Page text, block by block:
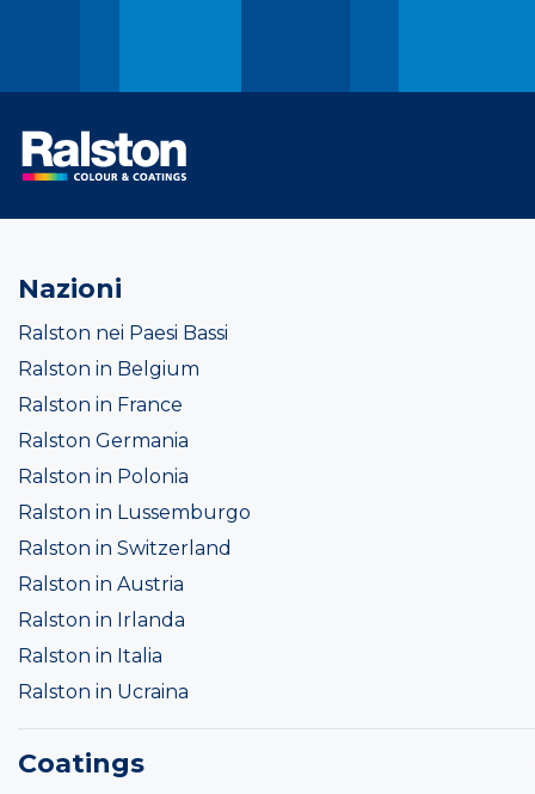
Nazioni
Ralston nei Paesi Bassi
Ralston in Belgium
Ralston in France
Ralston Germania
Ralston in Polonia
Ralston in Lussemburgo
Ralston in Switzerland
Ralston in Austria
Ralston in Irlanda
Ralston in Italia
Ralston in Ucraina
Coatings